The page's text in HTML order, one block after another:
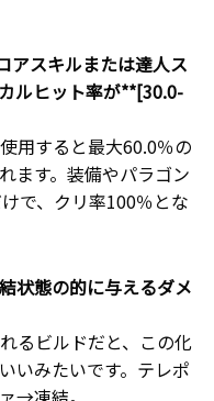
アスキルまたは達人ス
ルヒット率が**[30.0-
用すると最大60.0％の
ます。装備やパラゴン
で、クリ率100％とな
状態の的に与えるダメ
るビルドだと、この化
いみたいです。テレポ